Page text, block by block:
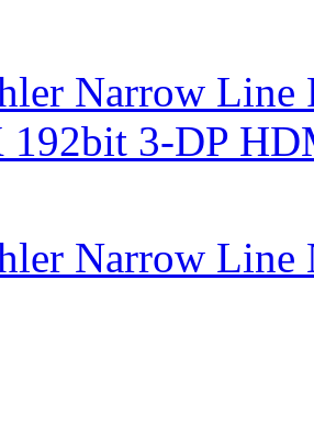
Narrow Line
192bit 3-DP
Narrow